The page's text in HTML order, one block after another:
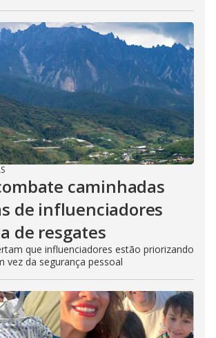
caminhadas
de influenciadores
de resgates
que influenciadores estão priorizando
vez da segurança pessoal